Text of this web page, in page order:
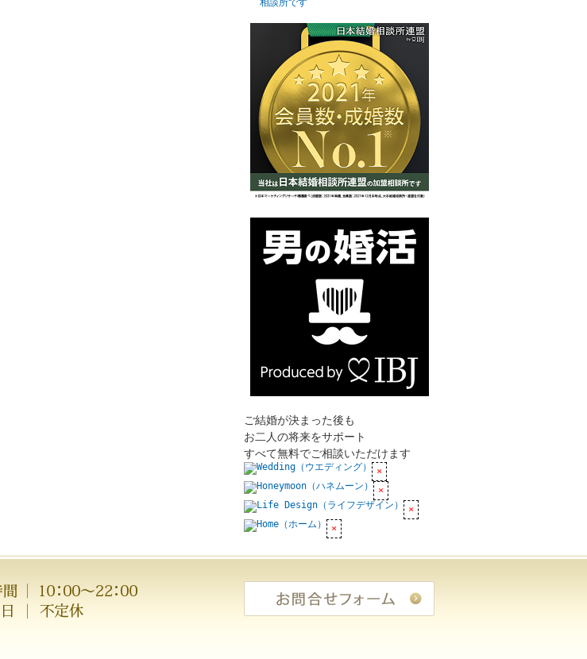
相談所です
ご結婚が決まった後も
お二人の将来をサポート
すべて無料でご相談いただけます
結婚相談
お気軽にお問合せ・ご相談ください090-4074-
営業時